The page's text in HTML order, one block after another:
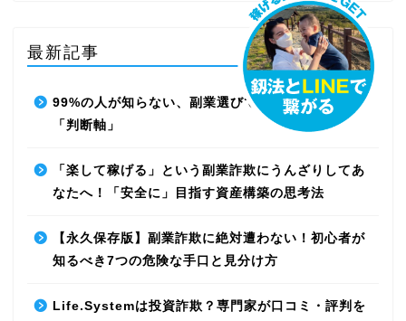
最新記事
99%の人が知らない、副業選びで失敗しないための
「判断軸」
「楽して稼げる」という副業詐欺にうんざりしてあ
なたへ！「安全に」目指す資産構築の思考法
【永久保存版】副業詐欺に絶対遭わない！初心者が
知るべき7つの危険な手口と見分け方
Life.Systemは投資詐欺？専門家が口コミ・評判を